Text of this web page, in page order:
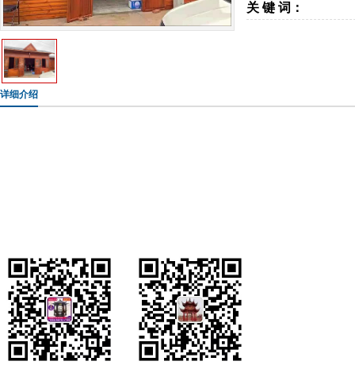
关 键 词：
详细介绍